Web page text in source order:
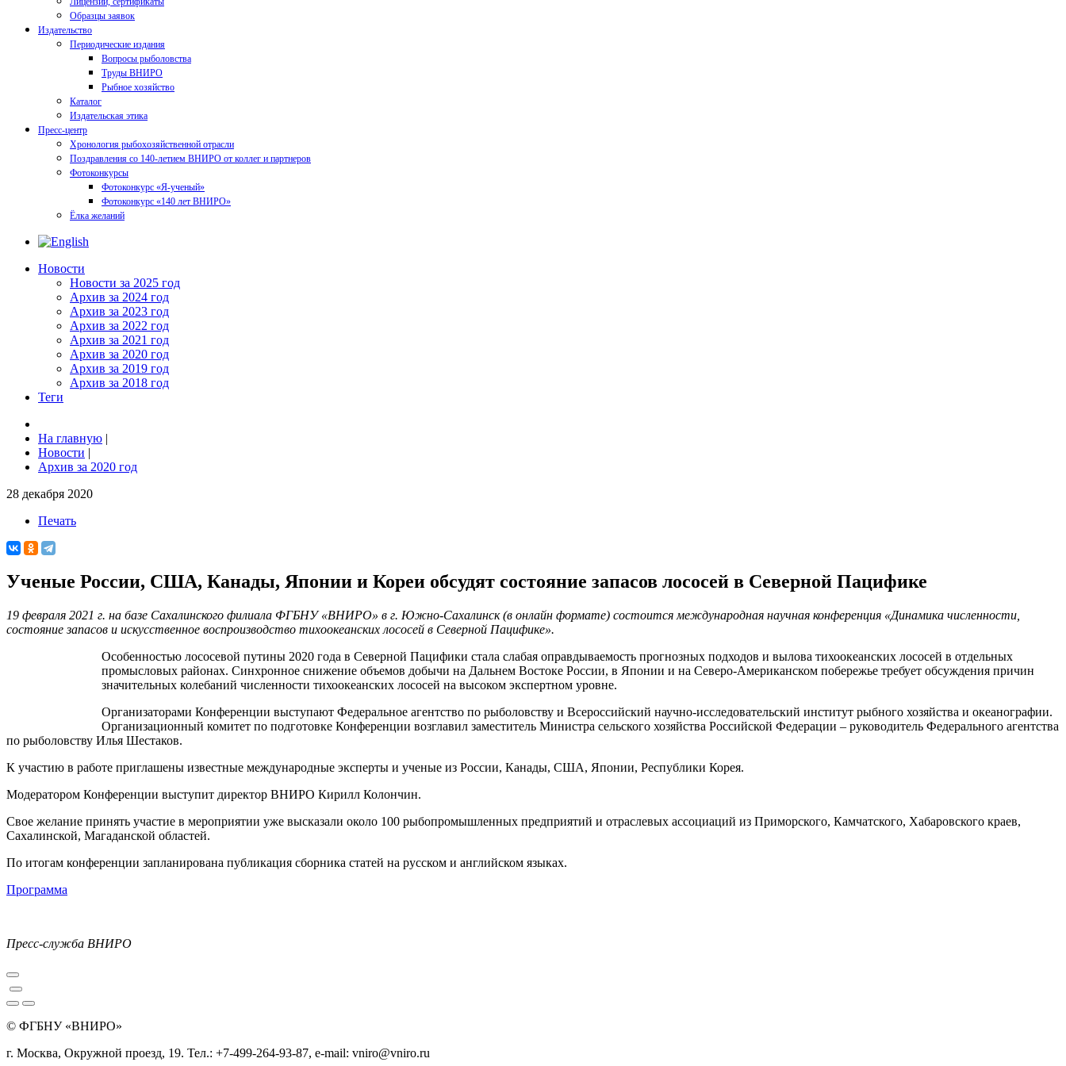
Образцы заявок
Издательство
Периодические издания
Вопросы рыболовства
Труды ВНИРО
Рыбное хозяйство
Каталог
Издательская этика
Пресс-центр
Хронология рыбохозяйственной отрасли
Поздравления со 140-летием ВНИРО от коллег и партнеров
Фотоконкурсы
Фотоконкурс «Я-ученый»
Фотоконкурс «140 лет ВНИРО»
Ёлка желаний
Новости
Новости за 2025 год
Архив за 2024 год
Архив за 2023 год
Архив за 2022 год
Архив за 2021 год
Архив за 2020 год
Архив за 2019 год
Архив за 2018 год
Теги
На главную |
Новости |
Архив за 2020 год
28 декабря 2020
Печать
Ученые России, США, Канады, Японии и Кореи обсудят состояние запасов лососей в Северной Пацифике
19 февраля 2021 г. на базе Сахалинского филиала ФГБНУ «ВНИРО» в г. Южно-Сахалинск (в онлайн формате) состоится международная научная конференция «Динамика численности,
состояние запасов и искусственное воспроизводство тихоокеанских лососей в Северной Пацифике».
Особенностью лососевой путины 2020 года в Северной Пацифики стала слабая оправдываемость прогнозных подходов и вылова тихоокеанских лососей в отдельных
промысловых районах. Синхронное снижение объемов добычи на Дальнем Востоке России, в Японии и на Северо-Американском побережье требует обсуждения причин
значительных колебаний численности тихоокеанских лососей на высоком экспертном уровне.
Организаторами Конференции выступают Федеральное агентство по рыболовству и Всероссийский научно-исследовательский институт рыбного хозяйства и океанографии.
Организационный комитет по подготовке Конференции возглавил заместитель Министра сельского хозяйства Российской Федерации – руководитель Федерального агентства
по рыболовству Илья Шестаков.
К участию в работе приглашены известные международные эксперты и ученые из России, Канады, США, Японии, Республики Корея.
Модератором Конференции выступит директор ВНИРО Кирилл Колончин.
Свое желание принять участие в мероприятии уже высказали около 100 рыбопромышленных предприятий и отраслевых ассоциаций из Приморского, Камчатского, Хабаровского краев,
Сахалинской, Магаданской областей.
По итогам конференции запланирована публикация сборника статей на русском и английском языках.
Программа
Пресс-служба ВНИРО
© ФГБНУ «ВНИРО»
г. Москва, Окружной проезд, 19. Тел.: +7-499-264-93-87, e-mail: vniro@vniro.ru